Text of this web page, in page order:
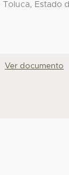
Estado
Ver documento